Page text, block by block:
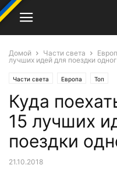
Домой Части света
лучших идей для поездки
Части света Европа Топ
Куда
15 лучших
поездки
21.10.2018